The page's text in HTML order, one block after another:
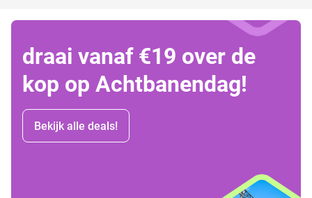
draai vanaf €19 over de
kop op Achtbanendag!
Bekijk alle deals!